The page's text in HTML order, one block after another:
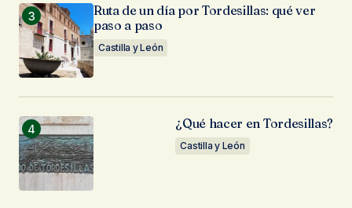
Ruta de un día por Tordesillas: qué ver
paso a paso
Castilla y León
¿Qué hacer en Tordesillas?
Castilla y León